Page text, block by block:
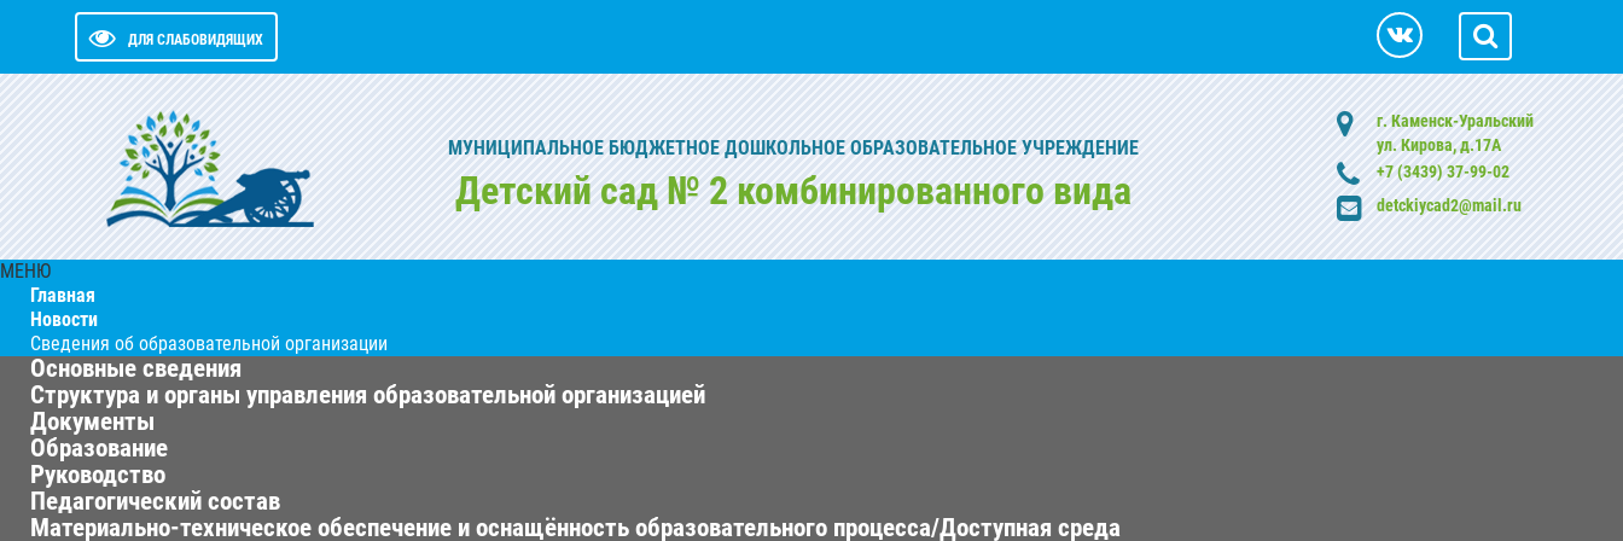
ДЛЯ СЛАБОВИДЯЩИХ
МУНИЦИПАЛЬНОЕ БЮДЖЕТНОЕ ДОШКОЛЬНОЕ ОБРАЗОВАТЕЛЬНОЕ УЧРЕЖДЕНИЕ
Детский сад № 2 комбинированного вида
г. Каменск-Уральский
ул. Кирова, д.17А
+7 (3439) 37-99-02
detckiycad2@mail.ru
МЕНЮ
Главная
Новости
Сведения об образовательной организации
Основные сведения
Структура и органы управления образовательной организацией
Документы
Образование
Руководство
Педагогический состав
Материально-техническое обеспечение и оснащённость образовательного процесса/Доступная среда